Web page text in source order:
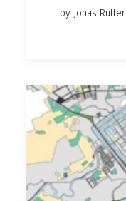
by Jonas Rüffer